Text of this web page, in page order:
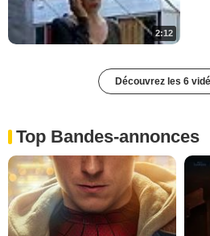
2:12
Découvrez les 6
Top Bandes-annonces